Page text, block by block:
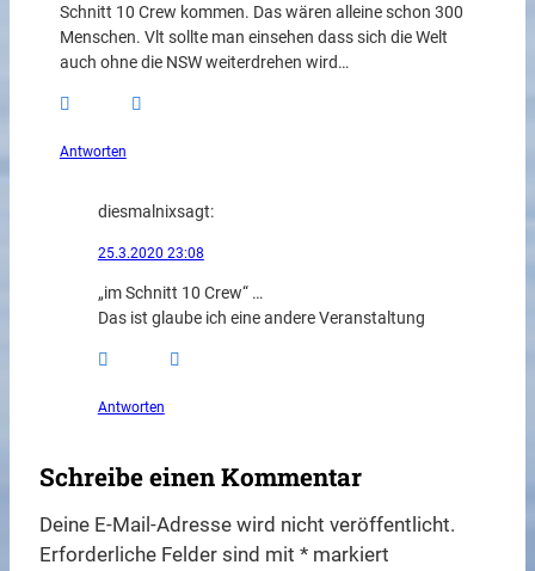
Schnitt 10 Crew kommen. Das wären alleine schon 300
Menschen. Vlt sollte man einsehen dass sich die Welt
auch ohne die NSW weiterdrehen wird…
Antworten
diesmalnixsagt:
25.3.2020 23:08
„im Schnitt 10 Crew“ …
Das ist glaube ich eine andere Veranstaltung
Antworten
Schreibe einen Kommentar
Deine E-Mail-Adresse wird nicht veröffentlicht.
Erforderliche Felder sind mit* markiert